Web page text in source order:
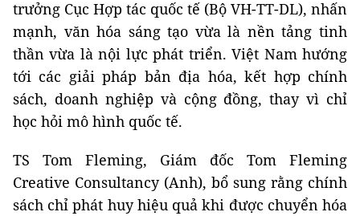
trưởng Cục Hợp tác quốc tế (Bộ VH-TT-DL), nhấn
mạnh, văn hóa sáng tạo vừa là nền tảng tinh
thần vừa là nội lực phát triển. Việt Nam hướng
tới các giải pháp bản địa hóa, kết hợp chính
sách, doanh nghiệp và cộng đồng, thay vì chỉ
học hỏi mô hình quốc tế.
TS Tom Fleming, Giám đốc Tom Fleming
Creative Consultancy (Anh), bổ sung rằng chính
sách chỉ phát huy hiệu quả khi được chuyển hóa